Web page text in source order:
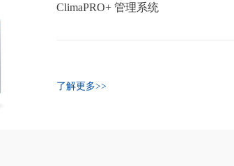
ClimaPRO+ 管理系统
了解更多>>